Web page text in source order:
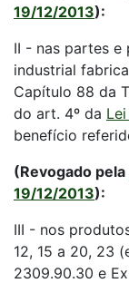
19/12/2013):
II - nas partes e
industrial
Capítulo 88 da
do art. 4º da
benefício
(Revogado pela
19/12/2013):
III - nos
12, 15 a 20, 23
2309.90.30 e